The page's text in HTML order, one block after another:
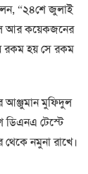
“২৪শে জুলাই
আর কয়েকজনের
রকম হয় সে রকম
আঞ্জুমান মুফিদুল
ডিএনএ টেস্টে
থেকে নমুনা রাখে।